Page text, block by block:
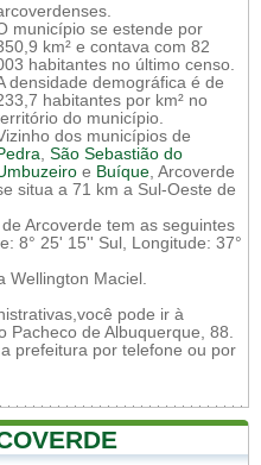
município se estende por
km² e contava com 82
habitantes no último censo.
densidade demográfica é de
habitantes por km² no
do município.
dos municípios de
, São Sebastião do
e Buíque, Arcoverde
situa a 71 km a Sul-Oeste de
Arcoverde tem as seguintes
8° 25' 15'' Sul, Longitude: 37°
Wellington Maciel.
pode ir à
Pacheco de Albuquerque, 88.
prefeitura por telefone ou por